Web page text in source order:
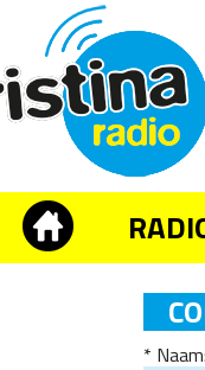
Naam: